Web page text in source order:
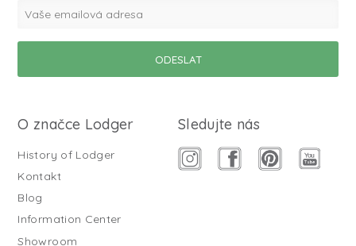
O značce Lodger
History of Lodger
Kontakt
Blog
Information Center
Showroom
Sledujte nás